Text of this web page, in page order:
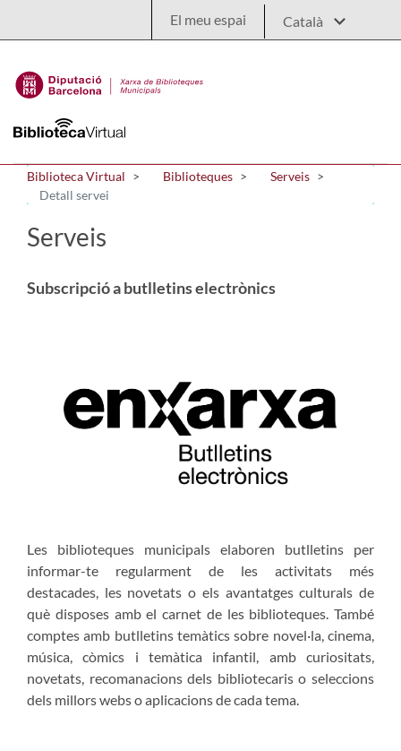
El meu espai
Biblioteca Virtual Biblioteques
Serveis
Detall servei
Serveis
Subscripció a butlletins electrònics
Les biblioteques municipals elaboren butlletins per
informar-te regularment de les activitats més
destacades, les novetats o els avantatges culturals de
què disposes amb el carnet de les biblioteques. També
comptes amb butlletins temàtics sobre novel·la, cinema,
música, còmics i temàtica infantil, amb curiositats,
novetats, recomanacions dels bibliotecaris o seleccions
dels millors webs o aplicacions de cada tema.